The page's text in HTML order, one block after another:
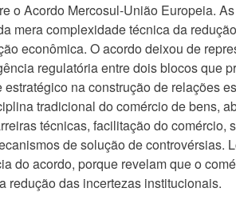
o Acordo Mercosul-União Europeia.
mera complexidade técnica da
econômica. O acordo deixou de
regulatória entre dois blocos que
na construção de relações
tradicional do comércio de bens,
técnicas, facilitação do
de solução de controvérsias.
do acordo, porque revelam que o
redução das incertezas institucionais.